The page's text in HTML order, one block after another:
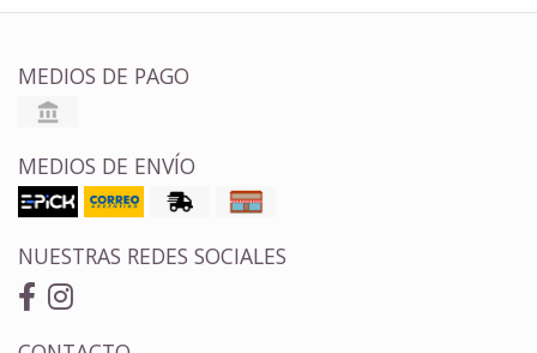
MEDIOS DE PAGO
MEDIOS DE ENVÍO
NUESTRAS REDES SOCIALES